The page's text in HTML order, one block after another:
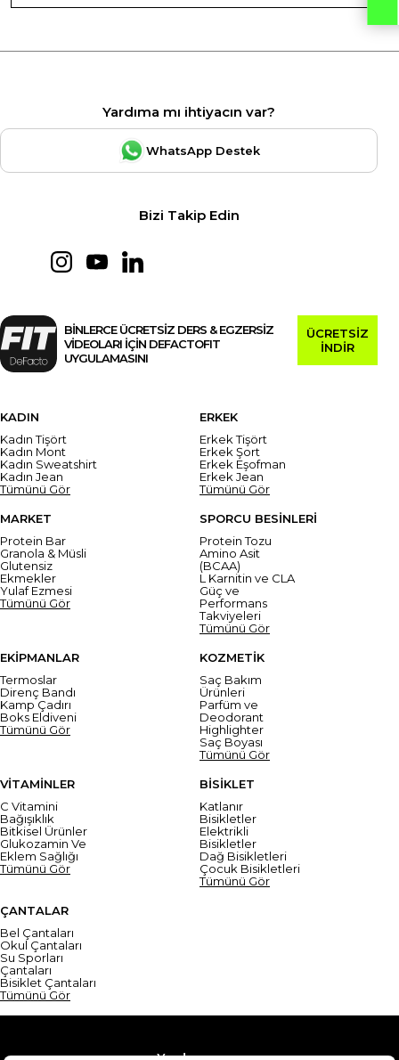
Yardıma mı ihtiyacın var?
WhatsApp Destek
Bizi Takip Edin
BİNLERCE ÜCRETSİZ DERS & EGZERSİZ
VİDEOLARI İÇİN DEFACTOFIT
UYGULAMASINI
ÜCRETSİZ
İNDİR
KADIN
Kadın Tişört
Kadın Mont
Kadın Sweatshirt
Kadın Jean
Tümünü Gör
ERKEK
Erkek Tişört
Erkek Şort
Erkek Eşofman
Erkek Jean
Tümünü Gör
MARKET
Protein Bar
Granola & Müsli
Glutensiz
Ekmekler
Yulaf Ezmesi
Tümünü Gör
SPORCU BESİNLERİ
Protein Tozu
Amino Asit
(BCAA)
L Karnitin ve CLA
Güç ve
Performans
Takviyeleri
Tümünü Gör
EKİPMANLAR
Termoslar
Direnç Bandı
Kamp Çadırı
Boks Eldiveni
Tümünü Gör
KOZMETİK
Saç Bakım
Ürünleri
Parfüm ve
Deodorant
Highlighter
Saç Boyası
Tümünü Gör
VİTAMİNLER
C Vitamini
Bağışıklık
Bitkisel Ürünler
Glukozamin Ve
Eklem Sağlığı
Tümünü Gör
BİSİKLET
Katlanır
Bisikletler
Elektrikli
Bisikletler
Dağ Bisikletleri
Çocuk Bisikletleri
Tümünü Gör
ÇANTALAR
Bel Çantaları
Okul Çantaları
Su Sporları
Çantaları
Bisiklet Çantaları
Tümünü Gör